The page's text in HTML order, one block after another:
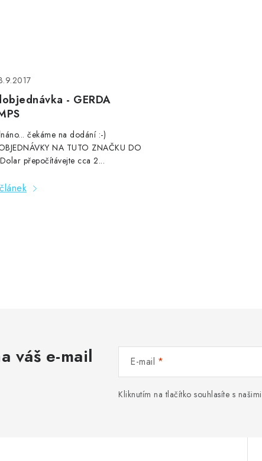
- GERDA
čekáme na dodání :-)
NA TUTO ZNAČKU DO
přepočítávejte cca 2...
váš e-mail E-mail
Kliknutím na tlačítko souhlasíte s